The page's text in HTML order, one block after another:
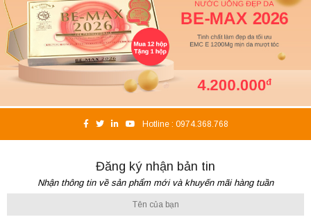
Hotline : 0974.368.768
Đăng ký nhận bản tin
Nhận thông tin về sản phẩm mới và khuyến mãi hàng tuần